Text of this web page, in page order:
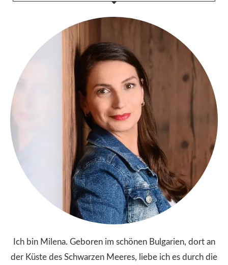
Ich bin Milena. Geboren im schönen Bulgarien, dort an
der Küste des Schwarzen Meeres, liebe ich es durch die